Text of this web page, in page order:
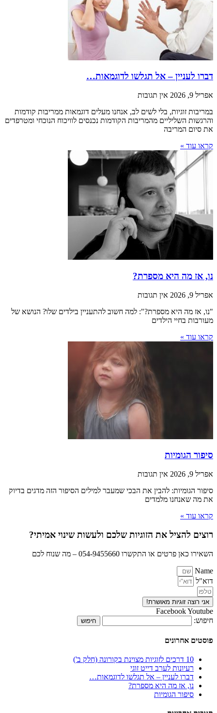
דברו לעניין – אל תגלשו לדוגמאות…
אפריל 9, 2026
אין תגובות
במריבות זוגיות, בלי לשים לב, אנחנו מעלים דוגמאות ממריבות קודמות
והרגשות השליליים מהמריבות הקודמות נכנסים לוויכוח הנוכחי ומטרפדים
את סיום המריבה
קראו עוד »
נו, אז מה היא מספרת?
אפריל 9, 2026
אין תגובות
"נו, אז מה היא מספרת?": למה חשוב להתעניין בילדים שלו? הנושא של
מעורבות בחיי הילדים
קראו עוד »
סיפור הגומיות
אפריל 9, 2026
אין תגובות
סיפור הגומיות: להבין את הבכי שמעבר למילים הסיפור הזה מדגים בדיוק
את מה שאנחנו מלמדים
קראו עוד »
רוצים להציל את הזוגיות שלכם ולעשות שינוי אמיתי?
השאירו כאן פרטים או התקשרו 054-9455660 – מה שנוח לכם
Name
דוא"ל
אני רוצה זוגיות מאושרת!
FacebookYoutube
חיפוש:
פוסטים אחרונים
10 דרכים לזוגיות מצוינת בקורונה (חלק ב')
רעיונות לערב דייט זוגי
דברו לעניין – אל תגלשו לדוגמאות…
נו, אז מה היא מספרת?
סיפור הגומיות